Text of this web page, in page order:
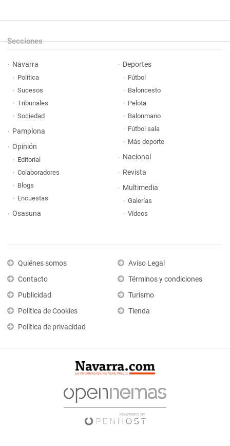
Secciones
Navarra
Política
Sucesos
Tribunales
Sociedad
Pamplona
Opinión
Editorial
Colaboradores
Blogs
Encuestas
Osasuna
Deportes
Fútbol
Baloncesto
Pelota
Balonmano
Fútbol sala
Más deporte
Nacional
Revista
Multimedia
Galerías
Vídeos
Quiénes somos
Contacto
Publicidad
Política de Cookies
Política de privacidad
Aviso Legal
Términos y condiciones
Turismo
Tienda